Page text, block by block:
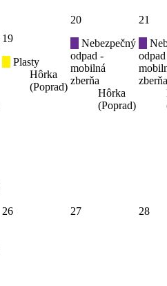
19
Plasty
Hôrka
(Poprad)
20
Nebezpečný
odpad -
mobilná
zberňa
Hôrka
(Poprad)
21
zberňa
26 27 28